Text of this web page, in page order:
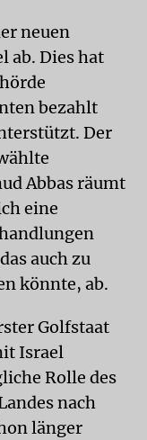
neuen
ab. Dies hat
bezahlt
Der
Abbas räumt
eine
auch zu
könnte, ab.
Golfstaat
Israel
Rolle des
nach
länger